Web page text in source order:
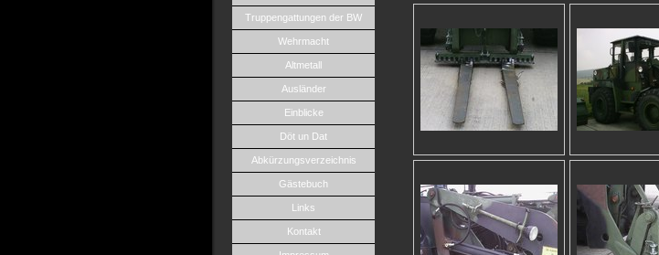
Truppengattungen der BW
Wehrmacht
Altmetall
Ausländer
Einblicke
Döt un Dat
Abkürzungsverzeichnis
Gästebuch
Links
Kontakt